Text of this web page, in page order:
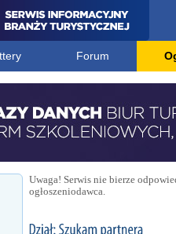
Forum
Uwaga! Serwis nie bierze
ogłoszeniodawca.